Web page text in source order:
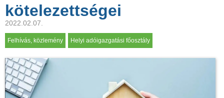
kötelezettségei
2022.02.07.
Felhívás, közlemény Helyi adóigazgatási főosztály